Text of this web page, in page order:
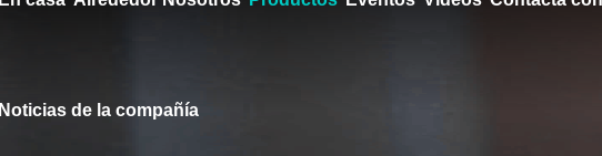
Noticias de la compañía